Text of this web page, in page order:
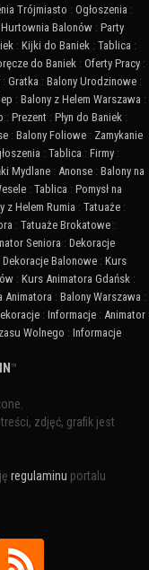
Trójmiasto : Ogłoszenia :
Hurtownia Balonów : Party
: Kijki do Baniek : Tablica :
do Baniek : Oferty Pracy :
: Gratka : Balony Urodzinowe :
: Balony z Helem Warszawa :
: Prezent : Płyn do Baniek :
: Balony Foliowe : Zamykanie
: Tablica : Firmy :
Mydlane : Anonse : Balony na
: Tablica : Pomysł na
z Helem Rumia : Tatuaże :
: Tatuaże Brokatowe :
Seniora : Dekoracje
Dekoracje Balonowe : Kurs
: Kurs Animatora Gdańsk :
Animatora : Balony Warszawa :
: Informacje : Animator
Wolnego : Informacje
™
zdjęć, grafik jest
regulaminu portalu